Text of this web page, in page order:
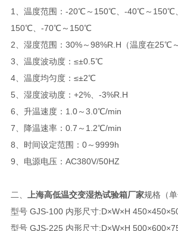
1、温度范围：-20℃～150℃、-40℃～150℃
150℃、-70℃～150℃
2、湿度范围：30%～98%R.H（温度在25℃
3、温度波动度：≤±0.5℃
4、温度均匀度：≤±2℃
5、湿度波动度：+2%、-3%R.H
6、升温速度：1.0～3.0℃/min
7、降温速率：0.7～1.2℃/min
8、时间设定范围：0～9999h
9、电源电压：AC380V/50HZ
二、 上海高低温交变湿热试验箱厂家规格（
型号 GJS-100 内形尺寸:D×W×H
型号 GJS-225 内形尺寸:D×W×H